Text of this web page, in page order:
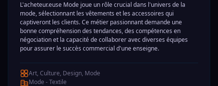
L'acheteur.euse Mode joue un rôle crucial dans l'univers de la
mode, sélectionnant les vêtements et les accessoires qui
captiveront les clients. Ce métier passionnant demande une
bonne compréhension des tendances, des compétences en
négociation et la capacité de collaborer avec diverses équipes
pour assurer le succès commercial d'une enseigne.
Art, Culture, Design, Mode
Mode - Textile